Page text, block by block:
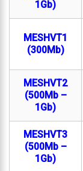
1Gb)
MESHVT1
(300Mb)
MESHVT2
(500Mb –
1Gb)
MESHVT3
(500Mb –
1Gb)